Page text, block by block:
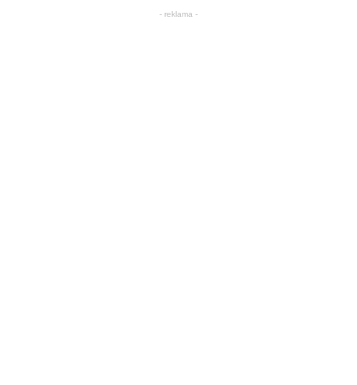
- reklama -